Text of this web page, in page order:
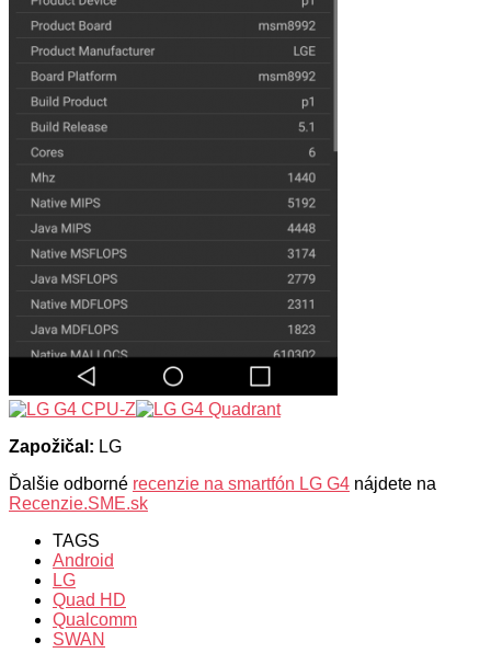
Zapožičal: LG
Ďalšie odborné recenzie na smartfón LG G4 nájdete na
Recenzie.SME.sk
TAGS
Android
LG
Quad HD
Qualcomm
SWAN